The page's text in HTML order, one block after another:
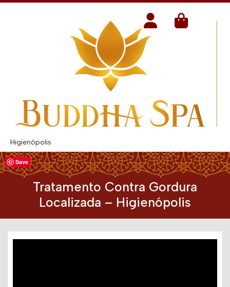
Higienópolis
Tratamento Contra Gordura
Localizada – Higienópolis
Save